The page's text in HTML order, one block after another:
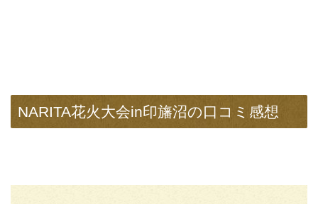
NARITA花火大会in印旛沼の口コミ感想